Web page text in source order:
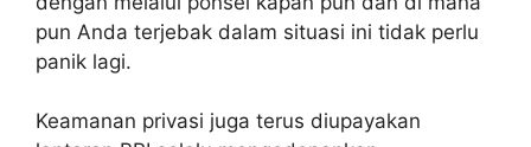
pun Anda terjebak dalam situasi ini tidak perlu
panik lagi.
Keamanan privasi juga terus diupayakan